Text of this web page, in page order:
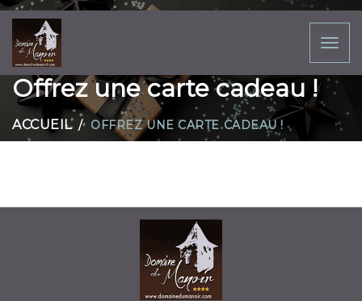
Offrez une carte cadeau !
ACCUEIL OFFREZ UNE CARTE CADEAU !